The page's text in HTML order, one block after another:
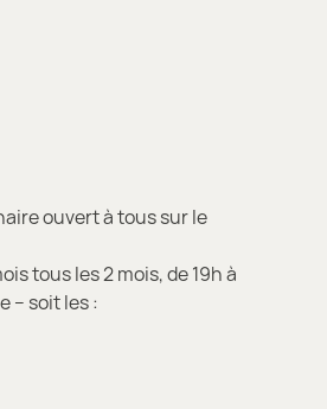
ouvert à tous sur le
tous les 2 mois, de 19h à
– soit les :